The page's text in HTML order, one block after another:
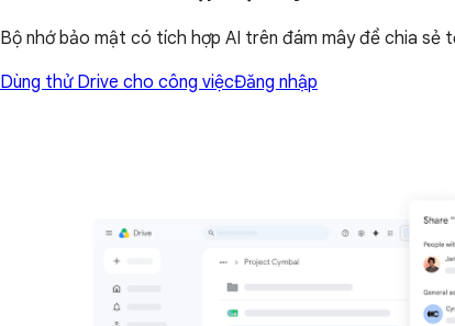
Bộ nhớ bảo mật có tích hợp AI trên đám mây để chia sẻ
Dùng thử Drive cho công việcĐăng nhập